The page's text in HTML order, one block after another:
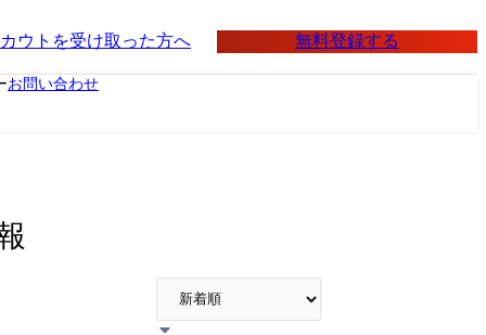
ウトを受け取った方へ 無料登録する
お問い合わせ